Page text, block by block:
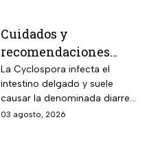
Cuidados y
recomendaciones
para niños ante los
riesgos por cyclospora
La Cyclospora infecta el
intestino delgado y suele
causar la denominada diarrea
explosiva, de acuerdo con
03 agosto, 2026